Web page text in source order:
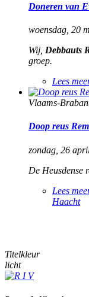
Doneren van
woensdag, 20
Wij, Debbauts
groep.
Lees
Vlaams-
Doop reus
zondag, 26
De Heusdense
Lees
Haacht
Titelkleur
licht